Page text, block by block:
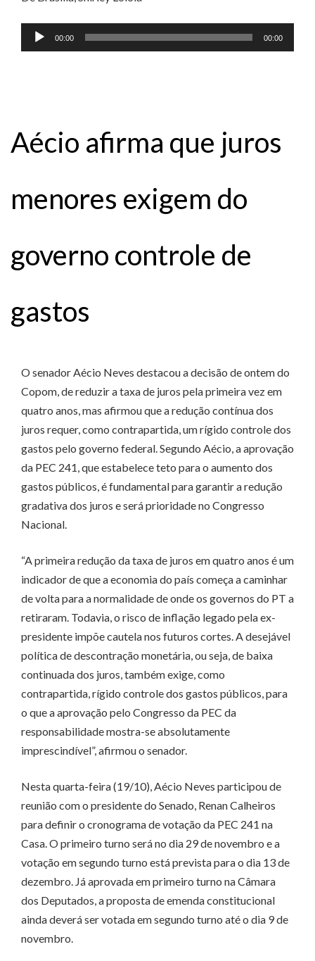
Tocador
de
00:00 00:00
Aécio afirma que juros
menores exigem do
governo controle de
gastos
O senador Aécio Neves destacou a decisão de ontem do
Copom, de reduzir a taxa de juros pela primeira vez em
quatro anos, mas afirmou que a redução contínua dos
juros requer, como contrapartida, um rígido controle dos
gastos pelo governo federal. Segundo Aécio, a aprovação
da PEC 241, que estabelece teto para o aumento dos
gastos públicos, é fundamental para garantir a redução
gradativa dos juros e será prioridade no Congresso
Nacional.
“A primeira redução da taxa de juros em quatro anos é um
indicador de que a economia do país começa a caminhar
de volta para a normalidade de onde os governos do PT a
retiraram. Todavia, o risco de inflação legado pela ex-
presidente impõe cautela nos futuros cortes. A desejável
política de descontração monetária, ou seja, de baixa
continuada dos juros, também exige, como
contrapartida, rígido controle dos gastos públicos, para
o que a aprovação pelo Congresso da PEC da
responsabilidade mostra-se absolutamente
imprescindível”, afirmou o senador.
Nesta quarta-feira (19/10), Aécio Neves participou de
reunião com o presidente do Senado, Renan Calheiros
para definir o cronograma de votação da PEC 241 na
Casa. O primeiro turno será no dia 29 de novembro e a
votação em segundo turno está prevista para o dia 13 de
dezembro. Já aprovada em primeiro turno na Câmara
dos Deputados, a proposta de emenda constitucional
ainda deverá ser votada em segundo turno até o dia 9 de
novembro.